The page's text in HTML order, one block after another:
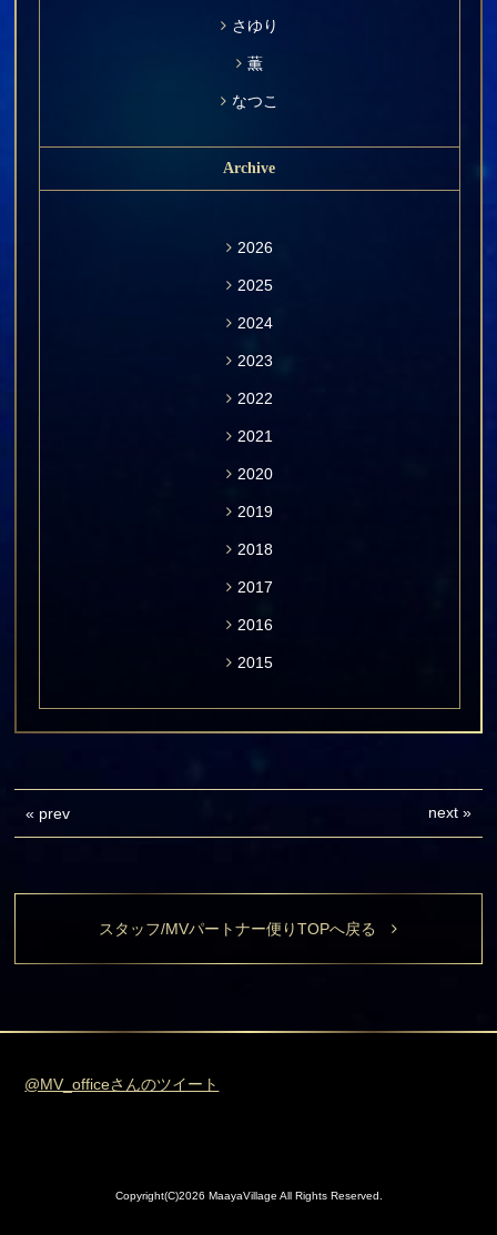
さゆり
薫
なつこ
Archive
2026
2025
2024
2023
2022
2021
2020
2019
2018
2017
2016
2015
« prev next»
スタッフ/MVパートナー便りTOPへ戻る
@MV_officeさんのツイート
Copyright(C)2026 MaayaVillage All Rights Reserved.